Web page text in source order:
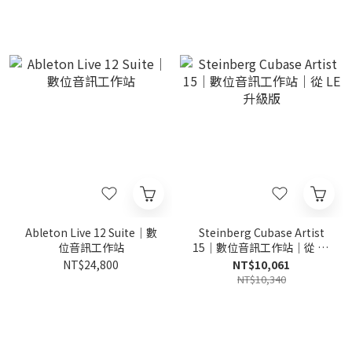
Ableton Live 12 Suite｜數
位音訊工作站
NT$24,800
Steinberg Cubase Artist
15｜數位音訊工作站｜從 LE
升級版
NT$10,061
NT$10,340